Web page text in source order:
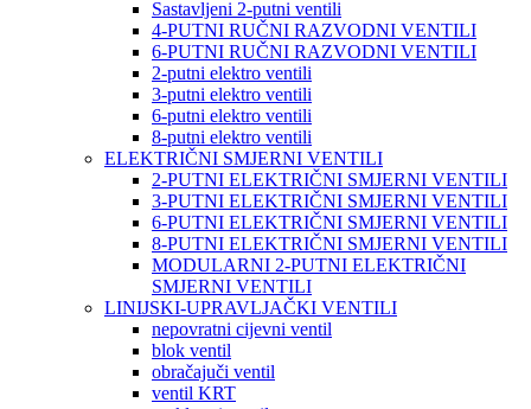
Sastavljeni 2-putni ventili
4-PUTNI RUČNI RAZVODNI VENTILI
6-PUTNI RUČNI RAZVODNI VENTILI
2-putni elektro ventili
3-putni elektro ventili
6-putni elektro ventili
8-putni elektro ventili
ELEKTRIČNI SMJERNI VENTILI
2-PUTNI ELEKTRIČNI SMJERNI VENTILI
3-PUTNI ELEKTRIČNI SMJERNI VENTILI
6-PUTNI ELEKTRIČNI SMJERNI VENTILI
8-PUTNI ELEKTRIČNI SMJERNI VENTILI
MODULARNI 2-PUTNI ELEKTRIČNI
SMJERNI VENTILI
LINIJSKI-UPRAVLJAČKI VENTILI
nepovratni cijevni ventil
blok ventil
obračajuči ventil
ventil KRT